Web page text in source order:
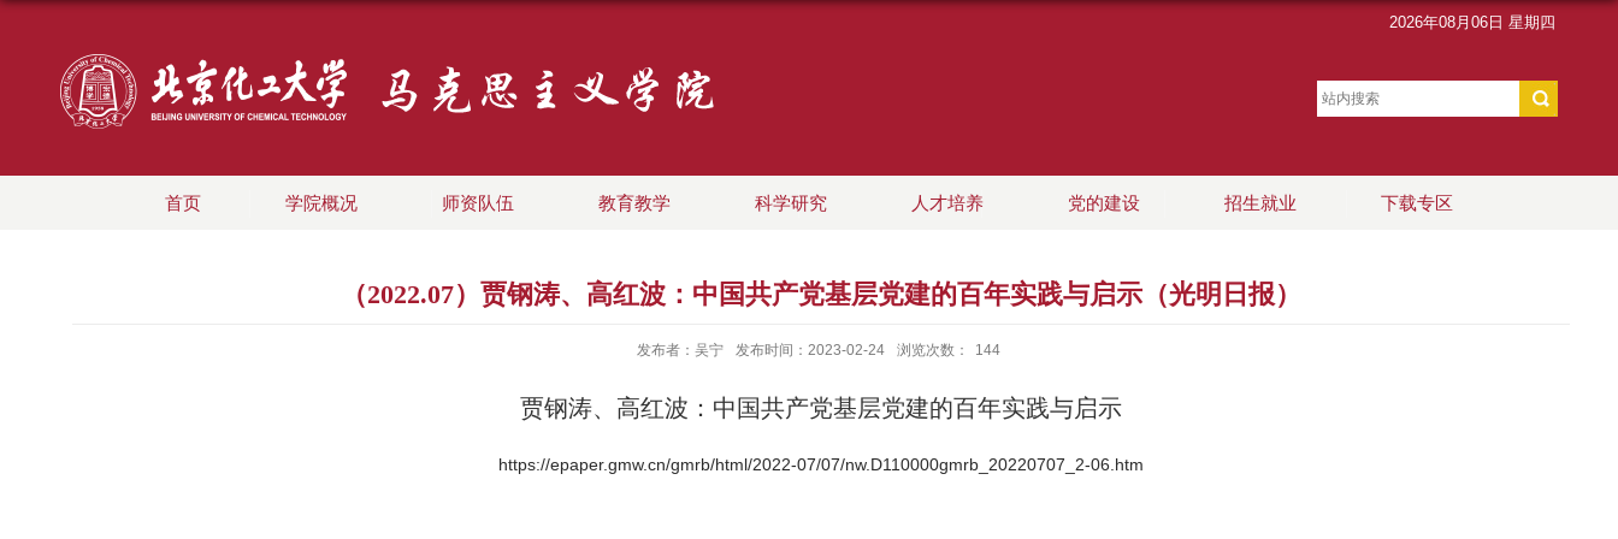
2026年08月06日 星期四
首页 学院概况 师资队伍 教育教学 科学研究 人才培养 党的建设 招生就业 下载专区
（2022.07）贾钢涛、高红波：中国共产党基层党建的百年实践与启示（光明日报）
发布者：吴宁 发布时间：2023-02-24 浏览次数： 144
贾钢涛、高红波：中国共产党基层党建的百年实践与启示
https://epaper.gmw.cn/gmrb/html/2022-07/07/nw.D110000gmrb_20220707_2-06.htm